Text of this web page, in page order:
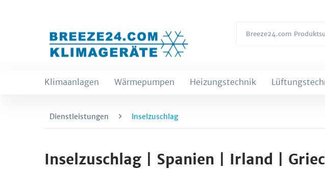
Klimaanlagen Wärmepumpen Heizungstechnik
Dienstleistungen Inselzuschlag
Inselzuschlag | Spanien | Irland |